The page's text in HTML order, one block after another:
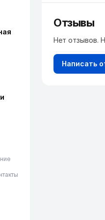
Отзывы
Нет отзывов.
Написать